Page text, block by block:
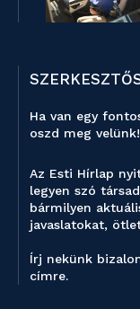
Ha van egy
oszd meg velünk!
Az Esti Hírlap
legyen szó
bármilyen
javaslatokat,
Írj nekünk
címre.